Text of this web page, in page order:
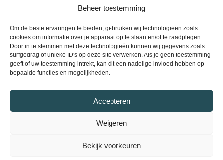
Beheer toestemming
Om de beste ervaringen te bieden, gebruiken wij technologieën zoals
cookies om informatie over je apparaat op te slaan en/of te raadplegen.
Door in te stemmen met deze technologieën kunnen wij gegevens zoals
surfgedrag of unieke ID's op deze site verwerken. Als je geen toestemming
geeft of uw toestemming intrekt, kan dit een nadelige invloed hebben op
bepaalde functies en mogelijkheden.
Accepteren
Weigeren
Bekijk voorkeuren
Plan een bezichtiging
Plan nu een bezichtiging en ontdek uw
droomwoning! Neem contact met ons op via telefoon
of e-mail om een afspraak te maken. Wij staan klaar
om u te helpen bij het vinden van uw ideale huis.